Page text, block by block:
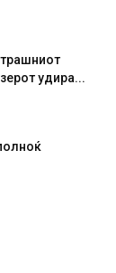
удира...